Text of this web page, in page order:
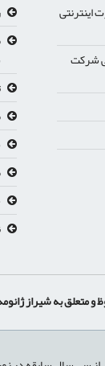
اینترنتی
شرکت